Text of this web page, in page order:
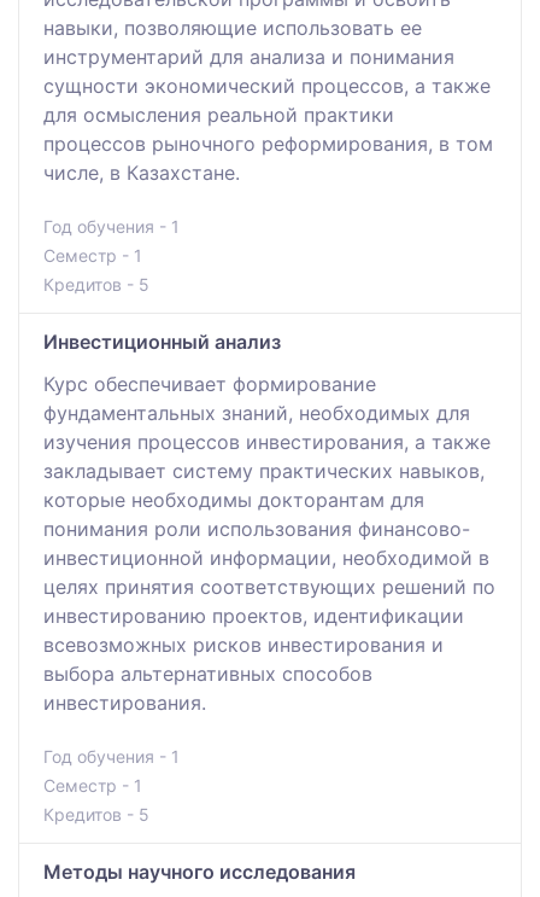
навыки, позволяющие использовать ее
инструментарий для анализа и понимания
сущности экономический процессов, а также
для осмысления реальной практики
процессов рыночного реформирования, в том
числе, в Казахстане.
Год обучения - 1
Семестр - 1
Кредитов - 5
Инвестиционный анализ
Курс обеспечивает формирование
фундаментальных знаний, необходимых для
изучения процессов инвестирования, а также
закладывает систему практических навыков,
которые необходимы докторантам для
понимания роли использования финансово-
инвестиционной информации, необходимой в
целях принятия соответствующих решений по
инвестированию проектов, идентификации
всевозможных рисков инвестирования и
выбора альтернативных способов
инвестирования.
Год обучения - 1
Семестр - 1
Кредитов - 5
Методы научного исследования